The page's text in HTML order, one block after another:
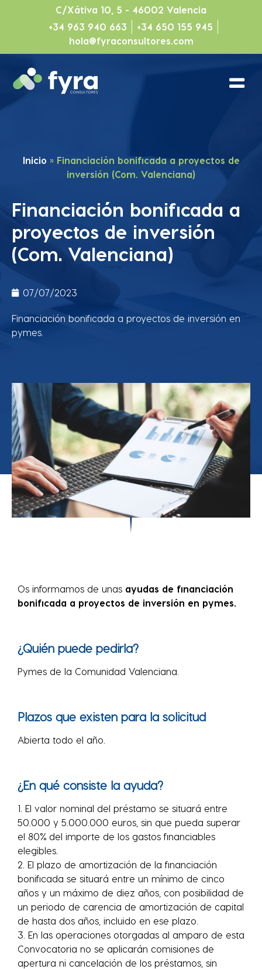
C/Xátiva 10, 5 - 46002 Valencia
+34 963 940 663
+34 650 155 945
hola@fyraconsultores.com
Inicio » Financiación bonificada a proyectos de
inversión (Com. Valenciana)
Financiación bonificada a
proyectos de inversión
(Com. Valenciana)
07/07/2023
Financiación bonificada a proyectos de inversión en
pymes.
Os informamos de unas ayudas de financiación
bonificada a proyectos de inversión en pymes.
¿Quién puede pedirla?
Pymes de la Comunidad Valenciana.
Plazos que existen para la solicitud
Abierta todo el año.
¿En qué consiste la ayuda?
1. El valor nominal del préstamo se situará entre
50.000 y 5.000.000 euros, sin que pueda superar
el 80% del importe de los gastos financiables
elegibles.
2. El plazo de amortización de la financiación
bonificada se situará entre un mínimo de cinco
años y un máximo de diez años, con posibilidad de
un periodo de carencia de amortización de capital
de hasta dos años, incluido en ese plazo.
3. En las operaciones otorgadas al amparo de esta
Convocatoria no se aplicarán comisiones de
apertura ni cancelación de los préstamos, sin